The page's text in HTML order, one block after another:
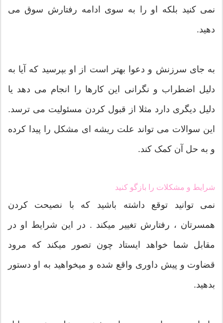
نمی کنید بلکه او را به سوی ادامه رفتارش سوق می
دهید.
به جای سرزنش و دعوا بهتر است از او بپرسید که آیا به
دلیل اضطراب و نگرانی این کارها را انجام می دهد یا
دلیل دیگری دارد مثلا از قبول کردن مسئولیت می ترسد.
این سوالات می تواند علت ریشه ای مشکل را پیدا کرده
و به حل آن کمک کند.
شرایط و مشکلات را بازگو کنید
نمی توانید توقع داشته باشید که با نصیحت کردن
همسرتان ، رفتارش تغییر میکند . در این شرایط او در
مقابل شما خواهد ایستاد چون تصور میکند که مرود
قضاوت و پیش داوری واقع شده و میخواهید به او دستور
بدهید.